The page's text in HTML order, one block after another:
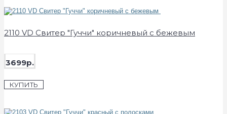
2110 VD Свитер "Гуччи" коричневый с бежевым
3699р.
КУПИТЬ